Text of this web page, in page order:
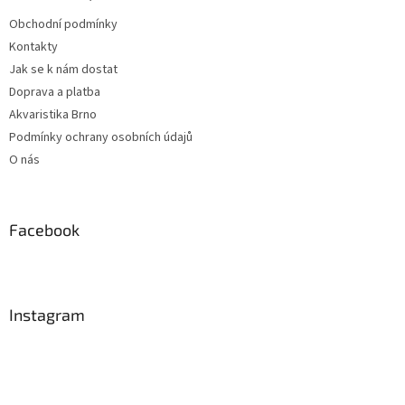
Obchodní podmínky
Kontakty
Jak se k nám dostat
Doprava a platba
Akvaristika Brno
Podmínky ochrany osobních údajů
O nás
Facebook
Instagram